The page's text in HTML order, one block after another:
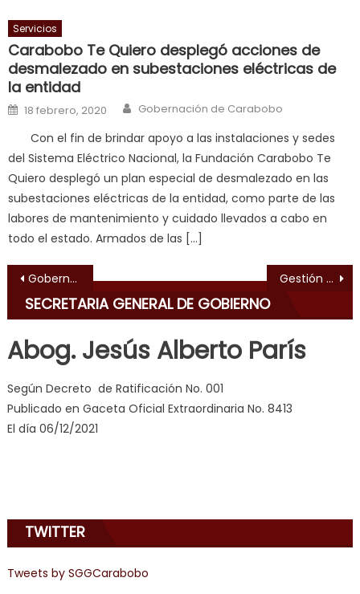
long
hard
fuck,
सच
ह
क
ल
म
य
भ
indian
erotic
videos
pono
doido,
sinful
joys
anal
Servicios
Carabobo Te Quiero desplegó acciones de
desmalezado en subestaciones eléctricas de
la entidad
Posted on
18 febrero, 2020 Author
Gobernación de Carabobo
Con el fin de brindar apoyo a las instalaciones y sedes
del Sistema Eléctrico Nacional, la Fundación Carabobo Te
Quiero desplegó un plan especial de desmalezado en las
subestaciones eléctricas de la entidad, como parte de las
labores de mantenimiento y cuidado llevados a cabo en
todo el estado. Armados de las […]
Navegación de entradas
Gobernador Lacava entregó enseres de línea blanca a familias afectadas por las lluvias en sector El Inca de Morón Gestión Lacava y GMBNBT rehabilitaron espacios en La Pastora
SECRETARIA GENERAL DE GOBIERNO
Abog. Jesús Alberto París
Según Decreto de Ratificación No. 001
Publicado en Gaceta Oficial Extraordinaria No. 8413
El día 06/12/2021
TWITTER
Tweets by SGGCarabobo